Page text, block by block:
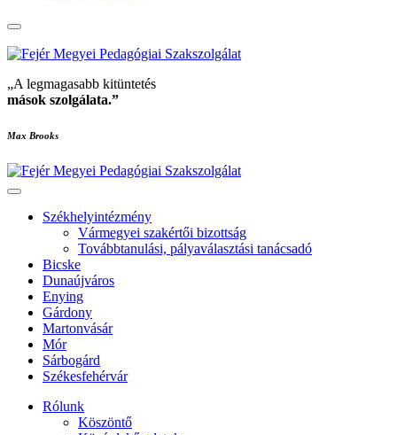
„A legmagasabb kitüntetés
mások szolgálata.”
Max Brooks
Székhelyintézmény
Vármegyei szakértői bizottság
Továbbtanulási, pályaválasztási tanácsadó
Bicske
Dunaújváros
Enying
Gárdony
Martonvásár
Mór
Sárbogárd
Székesfehérvár
Rólunk
Köszöntő